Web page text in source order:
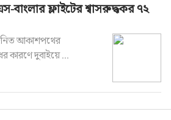
বাংলার ফ্লাইটের শ্বাসরুদ্ধকর ৭২
আকাশপথের
কারণে দুবাইয়ে ...